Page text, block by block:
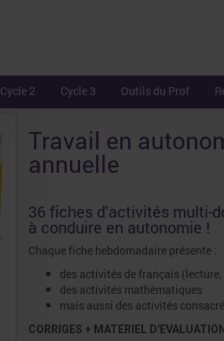
Cycle 2 Cycle 3 Outils du Prof
Travail en
annuelle
36 fiches d'activités multi-
à conduire en autonomie !
Chaque fiche hebdomadaire présente :
des activités de français
des activités mathématiques
mais aussi des activités
CORRIGES + MATERIEL